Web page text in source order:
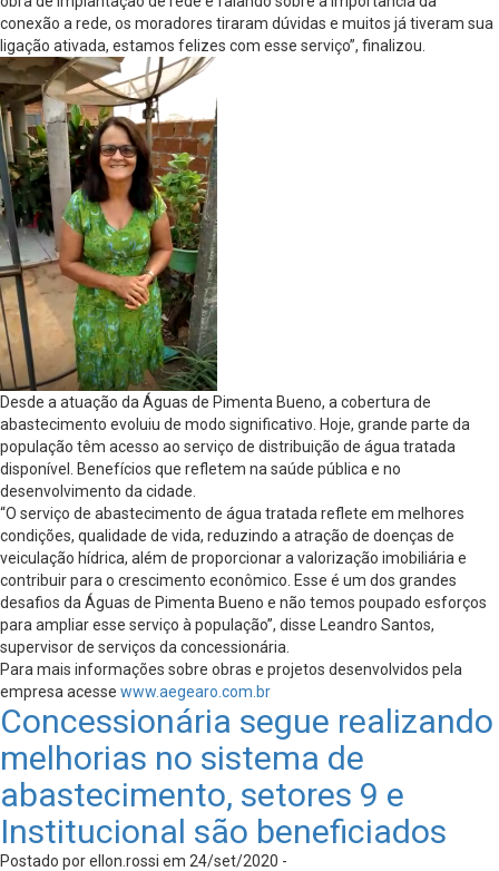
conexão a rede, os moradores tiraram dúvidas e muitos já tiveram sua
ligação ativada, estamos felizes com esse serviço”, finalizou.
Desde a atuação da Águas de Pimenta Bueno, a cobertura de
abastecimento evoluiu de modo significativo. Hoje, grande parte da
população têm acesso ao serviço de distribuição de água tratada
disponível. Benefícios que refletem na saúde pública e no
desenvolvimento da cidade.
“O serviço de abastecimento de água tratada reflete em melhores
condições, qualidade de vida, reduzindo a atração de doenças de
veiculação hídrica, além de proporcionar a valorização imobiliária e
contribuir para o crescimento econômico. Esse é um dos grandes
desafios da Águas de Pimenta Bueno e não temos poupado esforços
para ampliar esse serviço à população”, disse Leandro Santos,
supervisor de serviços da concessionária.
Para mais informações sobre obras e projetos desenvolvidos pela
empresa acesse www.aegearo.com.br
Concessionária segue realizando
melhorias no sistema de
abastecimento, setores 9 e
Institucional são beneficiados
Postado por ellon.rossi em 24/set/2020 -